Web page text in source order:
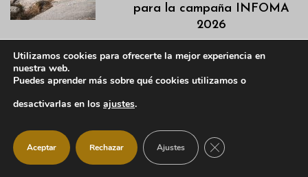
para la campaña INFOMA
2026
El CEPA de Manzanares El
comunidad
19 junio, 2026
Utilizamos cookies para ofrecerte la mejor experiencia en
nuestra web.
Puedes aprender más sobre qué cookies utilizamos o
desactivarlas en los ajustes.
Aceptar Rechazar Ajustes CERRAR EL